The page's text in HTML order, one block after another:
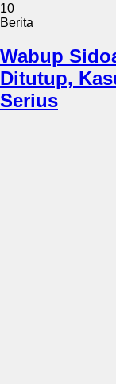
10
Berita
Wabup
Ditutup,
Serius